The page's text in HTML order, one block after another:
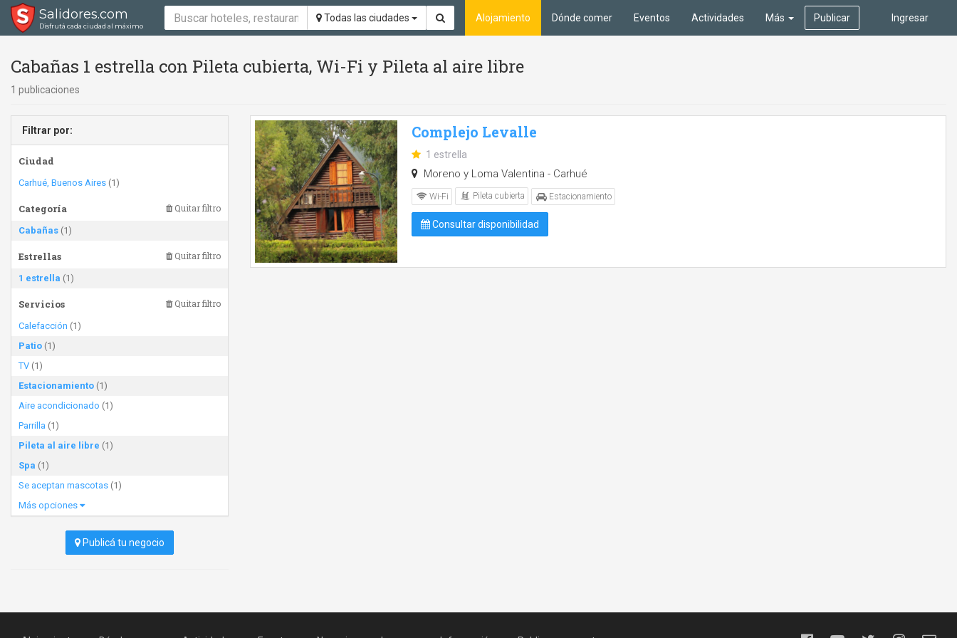
Salidores.com
Disfrutá cada ciudad al máximo
Todas las ciudades Ingresar
Alojamiento Dónde comer Eventos Actividades Más Publicar
Cabañas 1 estrella con Pileta cubierta, Wi-Fi y Pileta al aire libre
1 publicaciones
Filtrar por:
Ciudad
Carhué, Buenos Aires (1)
Categoría Quitar filtro
Cabañas (1)
Estrellas Quitar filtro
1 estrella (1)
Servicios Quitar filtro
Calefacción (1)
Patio (1)
TV (1)
Estacionamiento (1)
Aire acondicionado (1)
Parrilla (1)
Pileta al aire libre (1)
Spa (1)
Se aceptan mascotas (1)
Más opciones
Publicá tu negocio
Complejo Levalle
1 estrella
Moreno y Loma Valentina - Carhué
Wi-Fi Pileta cubierta Estacionamiento
Consultar disponibilidad